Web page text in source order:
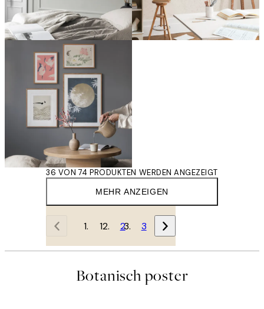
MEHR ANZEIGEN
36 VON 74 PRODUKTEN WERDEN ANGEZEIGT
1 2 3
Botanisch poster